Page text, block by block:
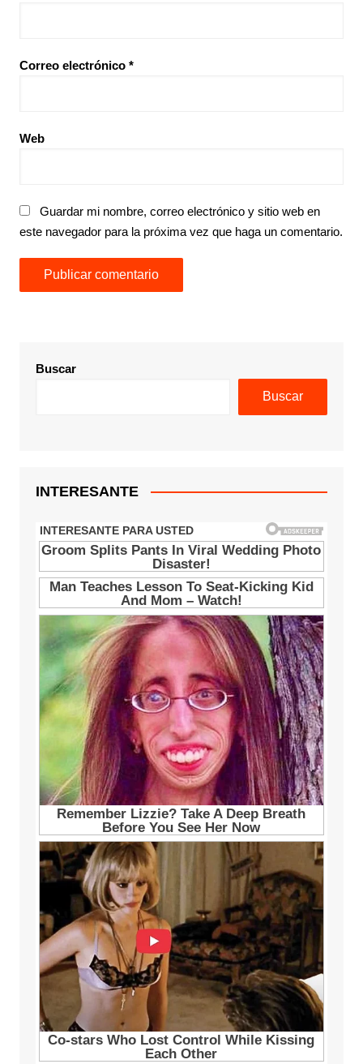
Correo electrónico *
Web
Guardar mi nombre, correo electrónico y sitio web en
este navegador para la próxima vez que haga un comentario.
Buscar
Buscar
INTERESANTE